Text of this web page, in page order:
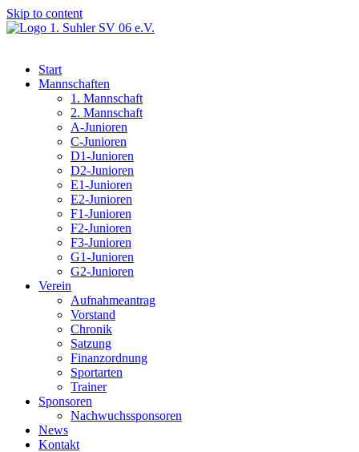
Skip to content
Start
Mannschaften
1. Mannschaft
2. Mannschaft
A-Junioren
C-Junioren
D1-Junioren
D2-Junioren
E1-Junioren
E2-Junioren
F1-Junioren
F2-Junioren
F3-Junioren
G1-Junioren
G2-Junioren
Verein
Aufnahmeantrag
Vorstand
Chronik
Satzung
Finanzordnung
Sportarten
Trainer
Sponsoren
Nachwuchssponsoren
News
Kontakt